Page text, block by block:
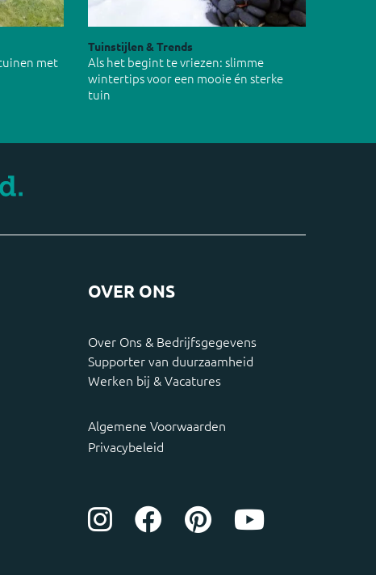
met
Tuinstijlen & Trends
Als het begint te vriezen: slimme
wintertips voor een mooie én sterke
tuin
OVER ONS
Over Ons & Bedrijfsgegevens
Supporter van duurzaamheid
Werken bij & Vacatures
Algemene Voorwaarden
Privacybeleid